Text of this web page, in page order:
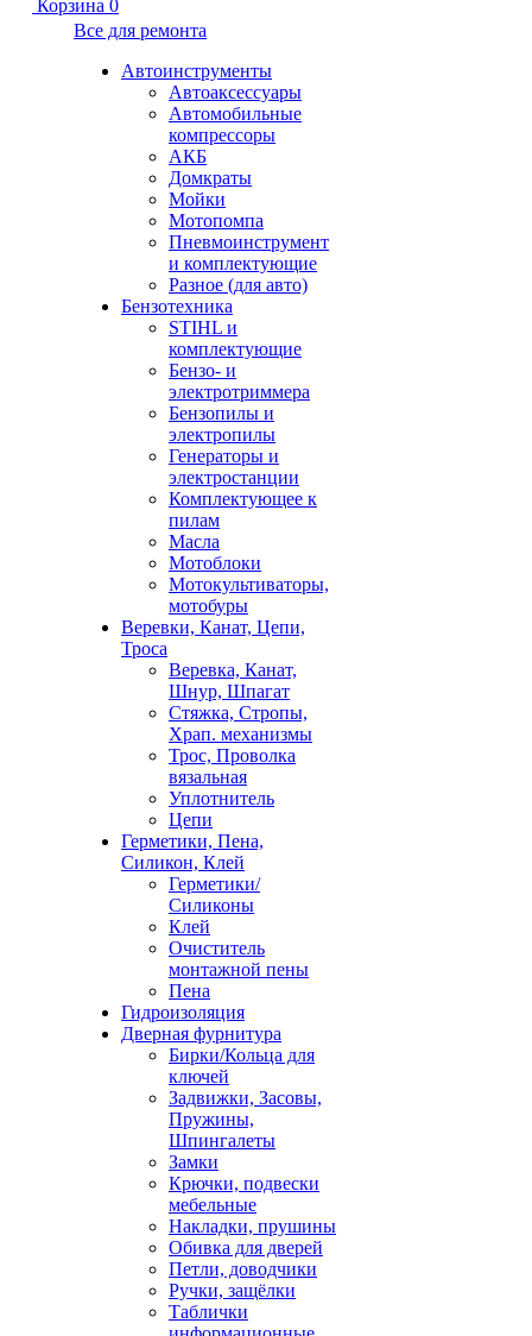
Корзина 0
Все для ремонта
Автоинструменты
Автоаксессуары
Автомобильные
компрессоры
АКБ
Домкраты
Мойки
Мотопомпа
Пневмоинструмент
и комплектующие
Разное (для авто)
Бензотехника
STIHL и
комплектующие
Бензо- и
электротриммера
Бензопилы и
электропилы
Генераторы и
электростанции
Комплектующее к
пилам
Масла
Мотоблоки
Мотокультиваторы,
мотобуры
Веревки, Канат, Цепи,
Троса
Веревка, Канат,
Шнур, Шпагат
Стяжка, Стропы,
Храп. механизмы
Трос, Проволка
вязальная
Уплотнитель
Цепи
Герметики, Пена,
Силикон, Клей
Герметики/
Силиконы
Клей
Очиститель
монтажной пены
Пена
Гидроизоляция
Дверная фурнитура
Бирки/Кольца для
ключей
Задвижки, Засовы,
Пружины,
Шпингалеты
Замки
Крючки, подвески
мебельные
Накладки, прушины
Обивка для дверей
Петли, доводчики
Ручки, защёлки
Таблички